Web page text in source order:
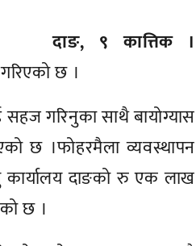
दाङ, ९ कात्तिक ।
छ ।
गरिनुका साथै बायोग्यास
छ ।फोहरमैला व्यवस्थापन
कार्यालय दाङको रु एक लाख
छ ।